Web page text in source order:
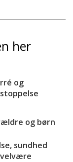
her
og
og børn
sundhed